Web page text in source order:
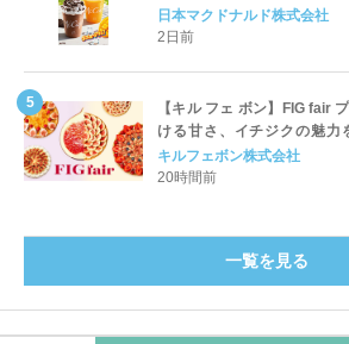
ッペ」「マンゴースムージ
開始
日本マクドナルド株式会社
2日前
【キル フェ ボン】FIG fair
ける甘さ、イチジクの魅力
め、イチジク尽くしの全4種
ート
キルフェボン株式会社
20時間前
一覧を見る